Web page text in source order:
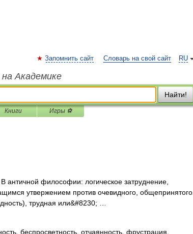
RU
Запомнить сайт Словарь на свой сайт
Академике
Найти!
Книги Игры ⚽
античной философии: логическое затруднение,
утвержением против очевидного, общепринятого.
трудная или&#8230; …
беспросветность, отчаянность, фрустрация,